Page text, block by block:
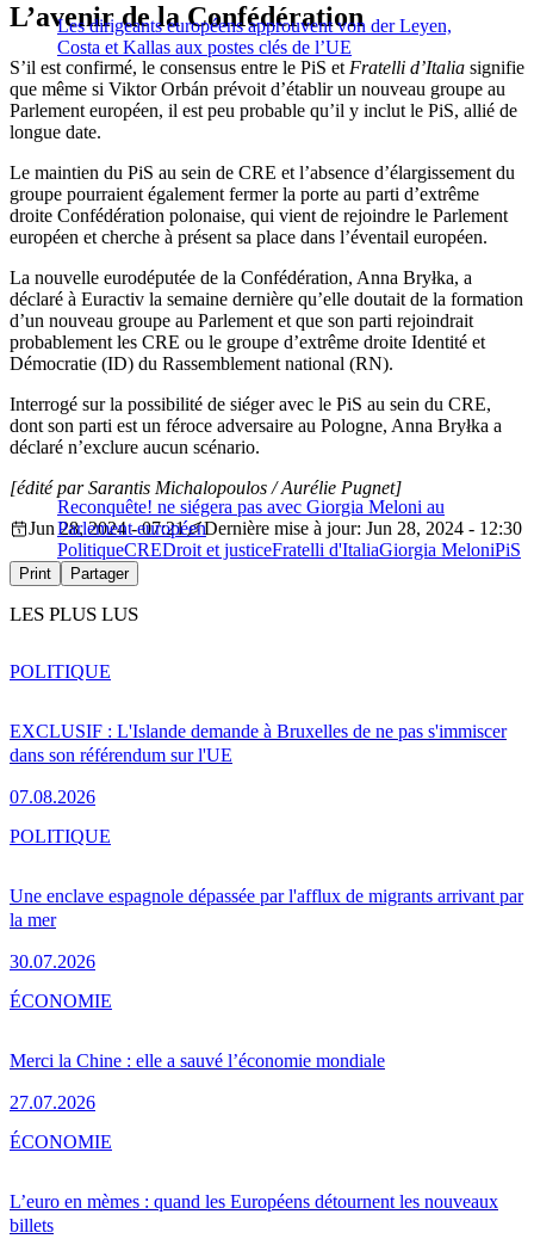
Les dirigeants européens approuvent von der Leyen,
Costa et Kallas aux postes clés de l’UE
L’avenir de la Confédération
S’il est confirmé, le consensus entre le PiS et Fratelli d’Italia signifie
que même si Viktor Orbán prévoit d’établir un nouveau groupe au
Parlement européen, il est peu probable qu’il y inclut le PiS, allié de
longue date.
Le maintien du PiS au sein de CRE et l’absence d’élargissement du
groupe pourraient également fermer la porte au parti d’extrême
droite Confédération polonaise, qui vient de rejoindre le Parlement
européen et cherche à présent sa place dans l’éventail européen.
La nouvelle eurodéputée de la Confédération, Anna Bryłka, a
déclaré à Euractiv la semaine dernière qu’elle doutait de la formation
d’un nouveau groupe au Parlement et que son parti rejoindrait
probablement les CRE ou le groupe d’extrême droite Identité et
Démocratie (ID) du Rassemblement national (RN).
Interrogé sur la possibilité de siéger avec le PiS au sein du CRE,
dont son parti est un féroce adversaire au Pologne, Anna Bryłka a
déclaré n’exclure aucun scénario.
Reconquête! ne siégera pas avec Giorgia Meloni au
Parlement européen
[édité par Sarantis Michalopoulos / Aurélie Pugnet]
Jun 28, 2024 - 07:21
Dernière mise à jour: Jun 28, 2024 - 12:30
PolitiqueCREDroit et justiceFratelli d'ItaliaGiorgia MeloniPiS
Print Partager
LES PLUS LUS
EXCLUSIF : L'Islande demande à Bruxelles de ne pas s'immiscer
dans son référendum sur l'UE
07.08.2026
POLITIQUE
Une enclave espagnole dépassée par l'afflux de migrants arrivant par
la mer
30.07.2026
POLITIQUE
Merci la Chine : elle a sauvé l’économie mondiale
27.07.2026
ÉCONOMIE
L’euro en mèmes : quand les Européens détournent les nouveaux
billets
ÉCONOMIE